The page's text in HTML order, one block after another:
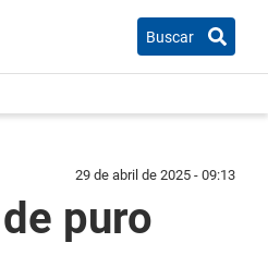
Buscar
29 de abril de 2025 - 09:13
puro